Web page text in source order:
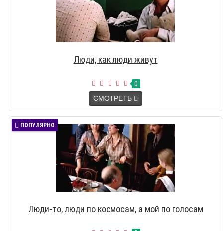
Люди, как люди живут
0
СМОТРЕТЬ
ПОПУЛЯРНО
Люди-то, люди по космосам, а мой по голосам